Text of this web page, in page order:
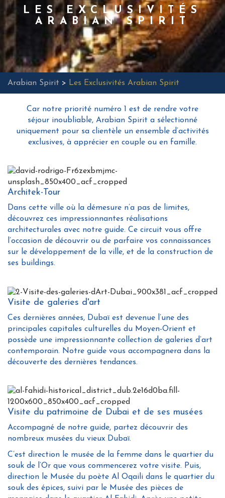
LES EXCLUSIVITÉS
ARABIAN SPIRIT
Arabian Spirit > Les Exclusivités Arabian Spirit
Car notre priorité numéro 1 est de rendre votre
séjour inoubliable, Arabian Spirit a sélectionné
uniquement pour sa clientèle un ensemble d’activités
exclusives, à apprécier en couple ou en famille.
Architek-Tour
Dans cette ville où la démesure n’a pas de limites,
découvrez ces impressionnantes réalisations
architecturales avec notre guide. Ce circuit vous offre
l’occasion de découvrir ou de parfaire vos connaissances
sur le développement de la ville, et de la construction de
ses buildings.
Visite de galeries d'art
Ces dernières années, Dubaï est devenue l’une des
principales capitales culturelles du Moyen-Orient et
possède une impressionnante collection de galeries d’art
contemporain. Notre guide vous accompagnera dans la
découverte des dernières tendances.
Visite du patrimoine de Dubai et de ses musées
Accompagné de notre guide, partez découvrir des
nombreux musées du vieux Dubaï.
C’est direction le musée de la femme dans le quartier du
souk de l’Or que vous commencerez votre visite. Puis,
direction le Musée du poète Al Oqaili dans le quartier du
souk des épices, suivi par le Musée des pièces de